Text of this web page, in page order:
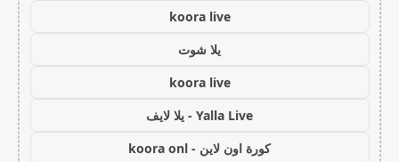
koora live
يلا شوت
koora live
Yalla Live - يلا لايف
كورة اون لاين - koora onl